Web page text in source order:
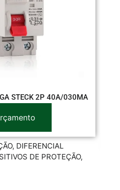
STECK 2P 40A/030MA
, DIFERENCIAL
DE PROTEÇÃO,